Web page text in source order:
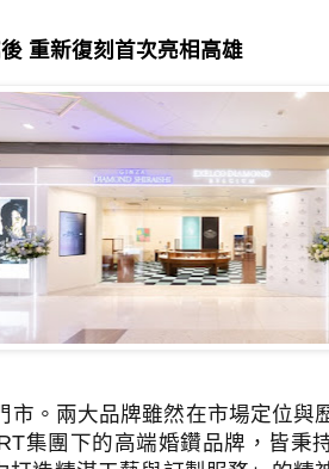
重新復刻首次亮相高雄
市。兩大品牌雖然在市場定位與
集團下的高端婚鑽品牌，皆秉